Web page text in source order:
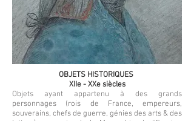
OBJETS HISTORIQUES
XIIe - XXe siècles
Objets ayant appartenu à des grands
personnages (rois de France, empereurs,
souverains, chefs de guerre, génies des arts & des